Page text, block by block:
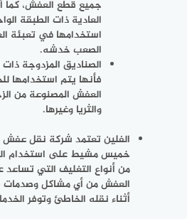
جميع قطع العفش، كما
العادية ذات الطبقة
استخدامها في تعبئة
الصعب خدشه.
الصناديق المزدوجة ذات
فأنها يتم استخدامها
العفش المصنوعة من
والثريا وغيرها.
الفلينتعتمد شركة نقل عفش
خميس مشيط على استخدام
من أنواع التغليف التي
العفش من أي مشاكل وصدمات
أثناء نقله الخاطئ وتوفر